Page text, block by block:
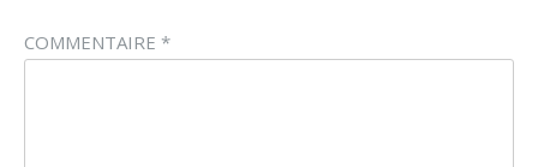
COMMENTAIRE *